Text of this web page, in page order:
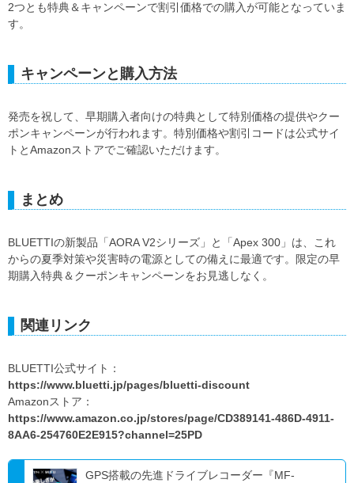
2つとも特典＆キャンペーンで割引価格での購入が可能となっていま
す。
キャンペーンと購入方法
発売を祝して、早期購入者向けの特典として特別価格の提供やクー
ポンキャンペーンが行われます。特別価格や割引コードは公式サイ
トとAmazonストアでご確認いただけます。
まとめ
BLUETTIの新製品「AORA V2シリーズ」と「Apex 300」は、これ
からの夏季対策や災害時の電源としての備えに最適です。限定の早
期購入特典＆クーポンキャンペーンをお見逃しなく。
関連リンク
BLUETTI公式サイト：
https://www.bluetti.jp/pages/bluetti-discount
Amazonストア：
https://www.amazon.co.jp/stores/page/CD389141-486D-4911-
8AA6-254760E2E915?channel=25PD
GPS搭載の先進ドライブレコーダー『MF-